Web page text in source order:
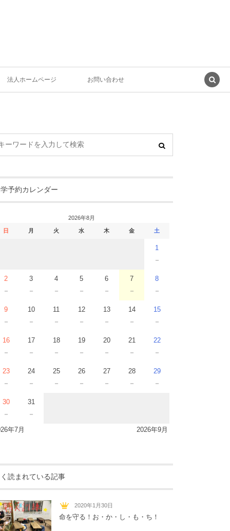
法人ホームページ お問い合わせ
予約カレンダー
2026年8月
日 月 火 水 木 金 土
1
－
2
－
3
－
4
－
5
－
6
－
7
－
8
－
9
－
10
－
11
－
12
－
13
－
14
－
15
－
16
－
17
－
18
－
19
－
20
－
21
－
22
－
23
－
24
－
25
－
26
－
27
－
28
－
29
－
30
－
31
－
年7月 2026年9月
読まれている記事
2020年1月30日
命を守る！お・か・し・も・ち！